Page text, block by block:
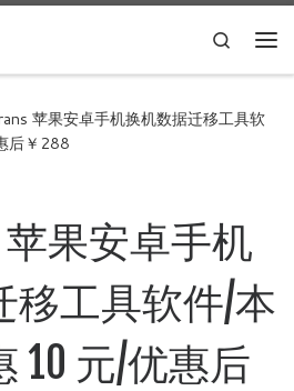
Search
苹果安卓手机换机数据迁移工具软
后￥288
苹果安卓手机
移工具软件/本
10 元/优惠后